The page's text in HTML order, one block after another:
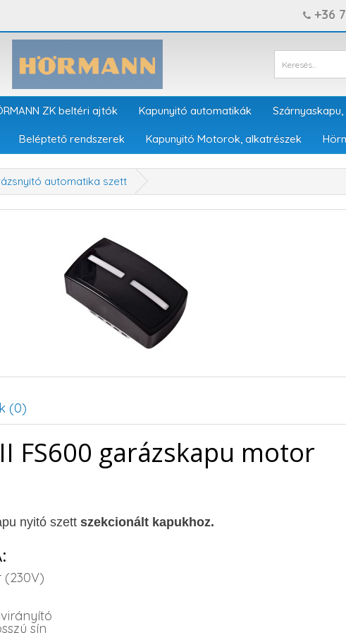
+36
ZK beltéri ajtók Kapunyitó automatikák
Beléptető rendszerek Kapunyitó Motorok, alkatrészek
automatika szett
(0)
FS600 garázskapu motor
nyitó szett szekcionált kapukhoz.
(230V)
sín